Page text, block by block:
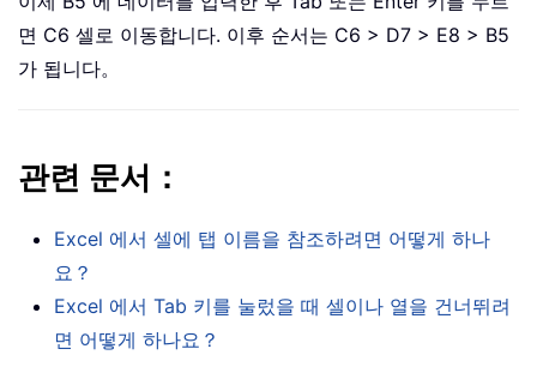
면 C6 셀로 이동합니다. 이후 순서는 C6 > D7 > E8 > B5
가 됩니다。
관련 문서：
Excel 에서 셀에 탭 이름을 참조하려면 어떻게 하나
요？
Excel 에서 Tab 키를 눌렀을 때 셀이나 열을 건너뛰려
면 어떻게 하나요？